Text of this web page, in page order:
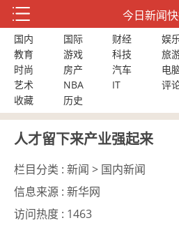
今日新闻
国内 国际 财经 娱
教育
游戏 科技 旅
时尚
房产 汽车 电
艺术
NBA IT 评
收藏
历史
人才留下来产业强起来
栏目分类 : 新闻 > 国内新闻
信息来源 : 新华网
访问热度 : 1463